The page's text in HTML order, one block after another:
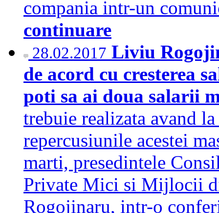
compania intr-un
continuare
28.02.2017 Liviu
de acord cu cresterea
poti sa ai doua salarii
trebuie realizata avand
repercusiunile acestei
marti, presedintele
Private Mici si Mijlocii
Rogojinaru, intr-o